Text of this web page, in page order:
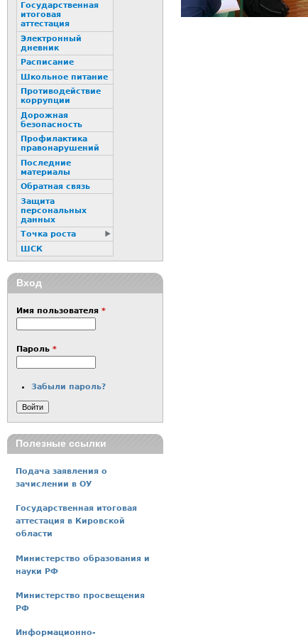
Государственная
итоговая
аттестация
Электронный
дневник
Расписание
Школьное питание
Пpотиводействие
коppупции
Дорожная
безопасность
Профилактика
пpaвонаpушений
Последние
материалы
Обратная связь
Защита
персональных
данных
Точка роста
ШСК
Вход
Имя пользователя *
Пароль *
Забыли пароль?
Полезные ссылки
Подача заявления о
зачислении в ОУ
Государственная итоговая
аттестация в Кировской
области
Министерство образования и
науки РФ
Министерство просвещения
РФ
Информационно-